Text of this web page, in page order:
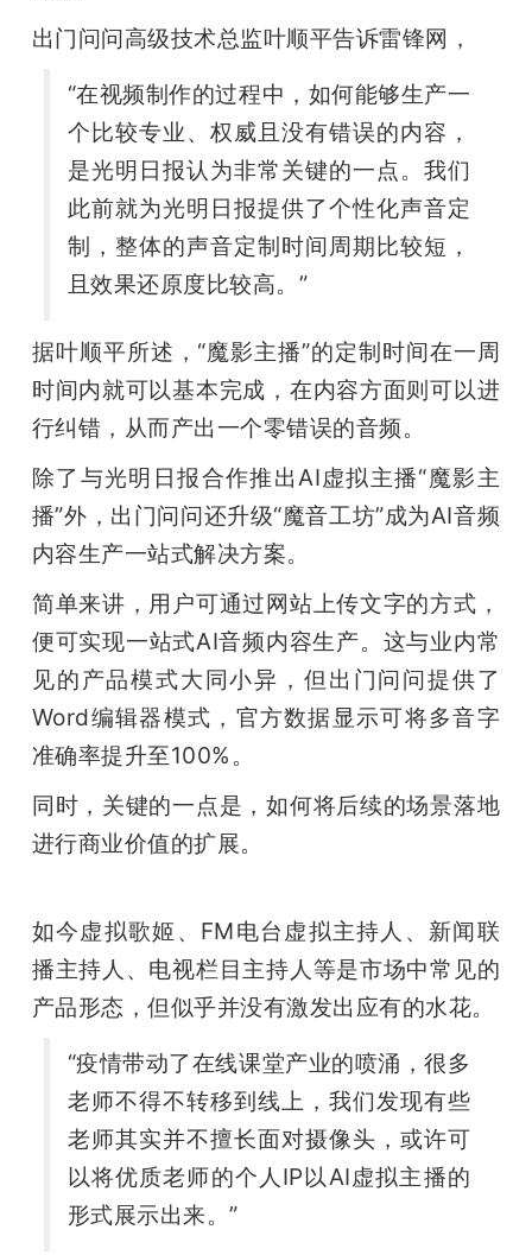
出门问问高级技术总监叶顺平告诉雷锋网，
“在视频制作的过程中，如何能够生产一
个比较专业、权威且没有错误的内容，
是光明日报认为非常关键的一点。我们
此前就为光明日报提供了个性化声音定
制，整体的声音定制时间周期比较短，
且效果还原度比较高。”
据叶顺平所述，“魔影主播”的定制时间在一周
时间内就可以基本完成，在内容方面则可以进
行纠错，从而产出一个零错误的音频。
除了与光明日报合作推出AI虚拟主播“魔影主
播”外，出门问问还升级“魔音工坊”成为AI音频
内容生产一站式解决方案。
简单来讲，用户可通过网站上传文字的方式，
便可实现一站式AI音频内容生产。这与业内常
见的产品模式大同小异，但出门问问提供了
Word编辑器模式，官方数据显示可将多音字
准确率提升至100%。
同时，关键的一点是，如何将后续的场景落地
进行商业价值的扩展。
如今虚拟歌姬、FM电台虚拟主持人、新闻联
播主持人、电视栏目主持人等是市场中常见的
产品形态，但似乎并没有激发出应有的水花。
“疫情带动了在线课堂产业的喷涌，很多
老师不得不转移到线上，我们发现有些
老师其实并不擅长面对摄像头，或许可
以将优质老师的个人IP以AI虚拟主播的
形式展示出来。”